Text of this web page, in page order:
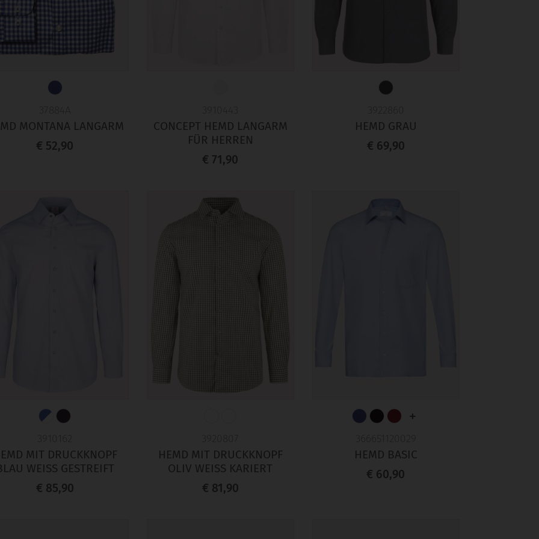
MONTANA LANGARM
€ 52,90
CONCEPT HEMD LANGARM
FÜR HERREN
€ 71,90
HEMD GRAU
€ 69,90
MIT DRUCKKNOPF
WEISS GESTREIFT
€ 85,90
HEMD MIT DRUCKKNOPF
OLIV WEISS KARIERT
€ 81,90
+
HEMD BASIC
€ 60,90